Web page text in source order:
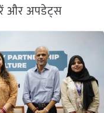
और अपडेट्स